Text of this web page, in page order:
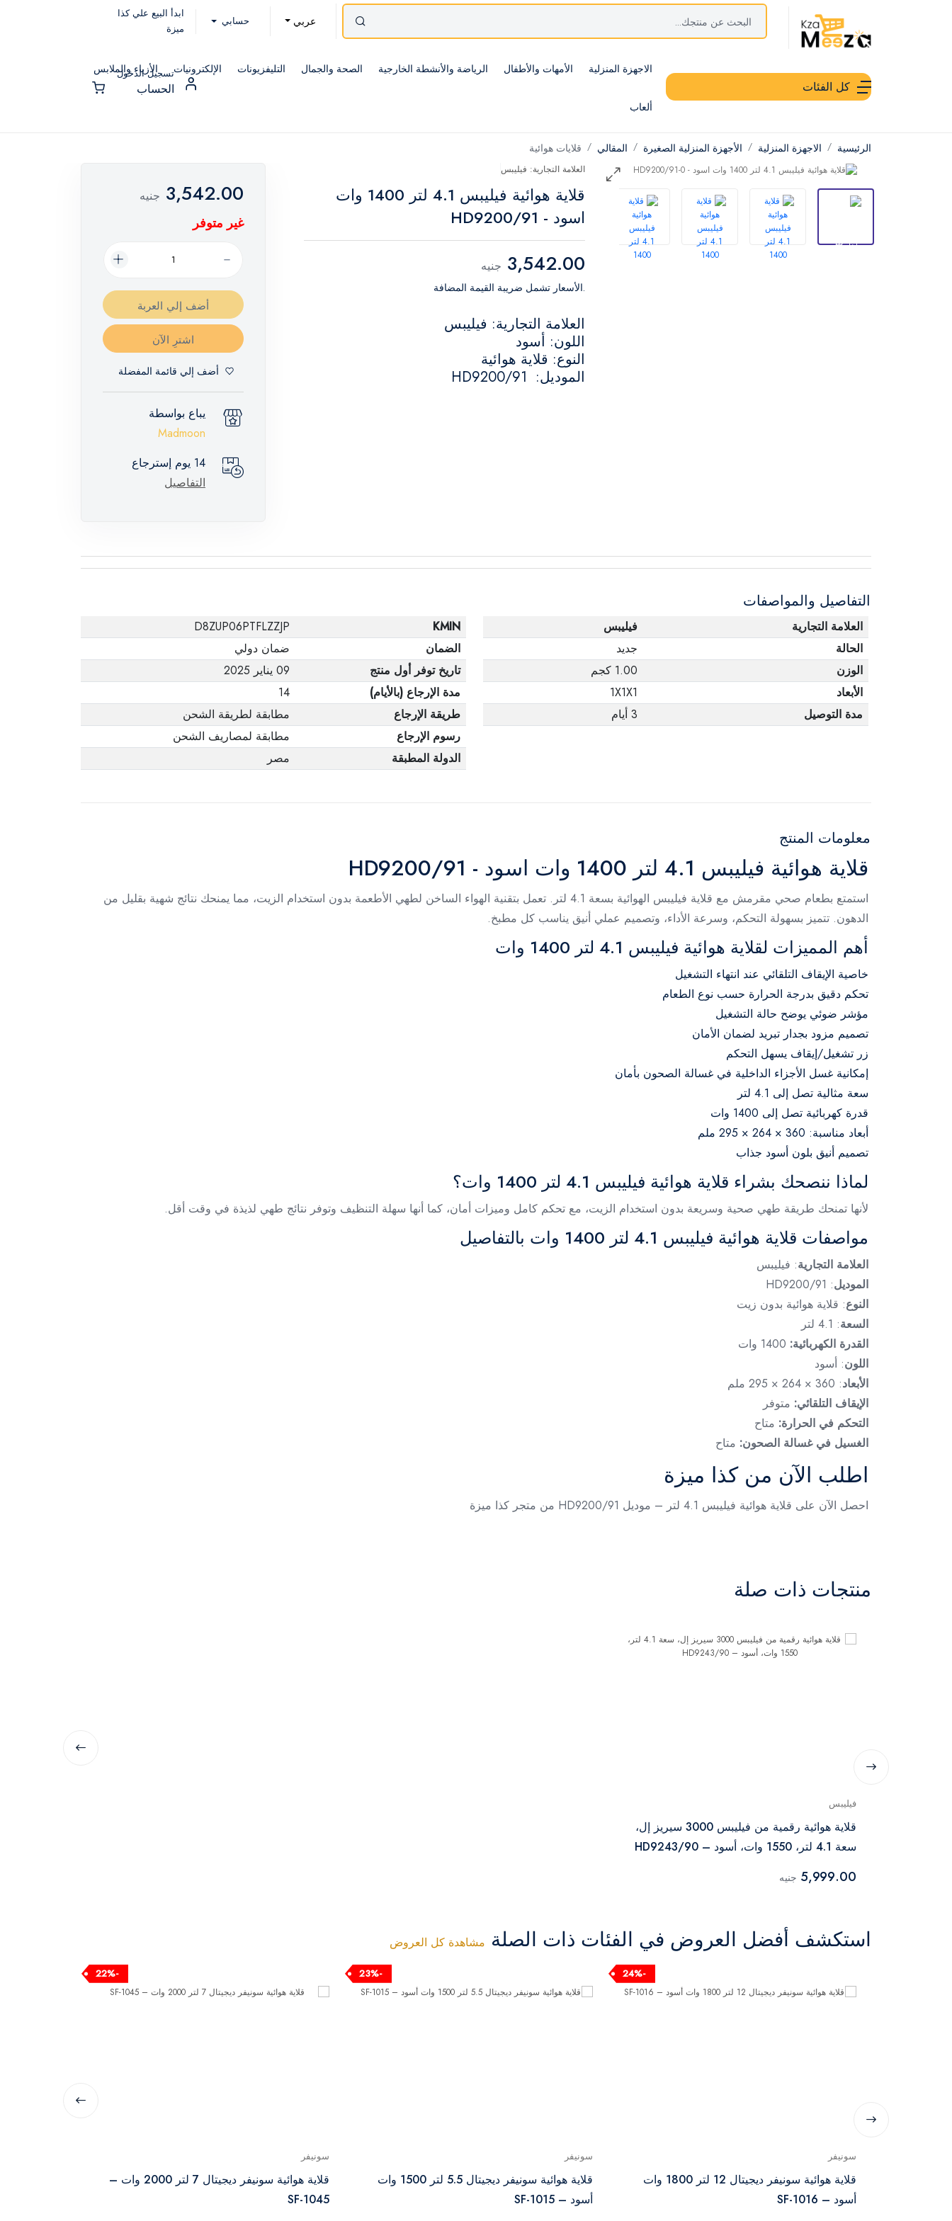
عربي حسابي
ابدأ البيع علي كذا
ميزة
كل الفئات
الاجهزة المنزلية الأمهات والأطفال الرياضة والأنشطة الخارجية الصحة والجمال التليفزيونات الإلكترونيات الأزياء والملابس
ألعاب
تسجيل الدخول
الحساب
الرئيسية الاجهزة المنزلية الأجهزة المنزلية الصغيرة المقالي قلايات هوائية
العلامة التجارية: فيليبس
قلاية هوائية فيليبس 4.1 لتر 1400 وات
اسود - HD9200/91
3,542.00 جنيه
.الأسعار تشمل ضريبة القيمة المضافة
العلامة التجارية: فيليبس
اللون: أسود
النوع: قلاية هوائية
الموديل: HD9200/91
3,542.00 جنيه
غير متوفر
أضف إلي العربة
اشترِ الآن
أضف إلي قائمة المفضلة
يباع بواسطة
Madmoon
14 يوم إسترجاع
التفاصيل
التفاصيل والمواصفات
العلامة التجارية
فيليبس
الحالة
جديد
الوزن
1.00 كجم
الأبعاد
1X1X1
مدة التوصيل
3 أيام
KMIN
D8ZUP06PTFLZZJP
الضمان
ضمان دولي
تاريخ توفر أول منتج
09 يناير 2025
مدة الإرجاع (بالأيام)
14
طريقة الإرجاع
مطابقة لطريقة الشحن
رسوم الإرجاع
مطابقة لمصاريف الشحن
الدولة المطبقة
مصر
معلومات المنتج
قلاية هوائية فيليبس 4.1 لتر 1400 وات اسود - HD9200/91
استمتع بطعام صحي مقرمش مع قلاية فيليبس الهوائية بسعة 4.1 لتر. تعمل بتقنية الهواء الساخن لطهي الأطعمة بدون استخدام الزيت، مما يمنحك نتائج شهية بقليل من
الدهون. تتميز بسهولة التحكم، وسرعة الأداء، وتصميم عملي أنيق يناسب كل مطبخ.
أهم المميزات لقلاية هوائية فيليبس 4.1 لتر 1400 وات
خاصية الإيقاف التلقائي عند انتهاء التشغيل
تحكم دقيق بدرجة الحرارة حسب نوع الطعام
مؤشر ضوئي يوضح حالة التشغيل
تصميم مزود بجدار تبريد لضمان الأمان
زر تشغيل/إيقاف يسهل التحكم
إمكانية غسل الأجزاء الداخلية في غسالة الصحون بأمان
سعة مثالية تصل إلى 4.1 لتر
قدرة كهربائية تصل إلى 1400 وات
أبعاد مناسبة: 360 × 264 × 295 ملم
تصميم أنيق بلون أسود جذاب
لماذا ننصحك بشراء قلاية هوائية فيليبس 4.1 لتر 1400 وات؟
لأنها تمنحك طريقة طهي صحية وسريعة بدون استخدام الزيت، مع تحكم كامل وميزات أمان، كما أنها سهلة التنظيف وتوفر نتائج طهي لذيذة في وقت أقل.
مواصفات قلاية هوائية فيليبس 4.1 لتر 1400 وات بالتفاصيل
العلامة التجارية: فيليبس
الموديل: HD9200/91
النوع: قلاية هوائية بدون زيت
السعة: 4.1 لتر
القدرة الكهربائية:
اللون: أسود
الأبعاد: 360 × 264 × 295 ملم
الإيقاف التلقائي: متوفر
التحكم في الحرارة: متاح
الغسيل في غسالة الصحون: متاح
اطلب الآن من كذا ميزة
احصل الآن على قلاية هوائية فيليبس 4.1 لتر – موديل HD9200/91 من متجر كذا ميزة
منتجات ذات صلة
فيليبس
قلاية هوائية رقمية من فيليبس 3000 سيريز إل،
سعة 4.1 لتر، 1550 وات، أسود – HD9243/90
5,999.00 جنيه
استكشف أفضل العروض في الفئات ذات الصلة مشاهدة كل العروض
-24%
سونيفر
قلاية هوائية سونيفر ديجيتال 12 لتر 1800 وات
أسود – SF-1016
-23%
سونيفر
قلاية هوائية سونيفر ديجيتال 5.5 لتر 1500 وات
أسود – SF-1015
-22%
سونيفر
قلاية هوائية سونيفر ديجيتال 7 لتر 2000 وات –
SF-1045